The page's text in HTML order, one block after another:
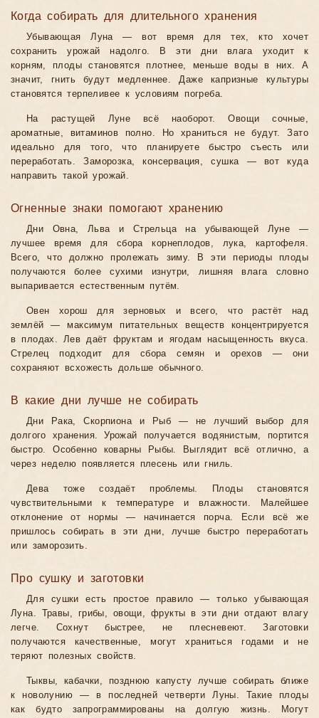
Когда собирать для длительного хранения
Убывающая Луна — вот время для тех, кто хочет
сохранить урожай надолго. В эти дни влага уходит к
корням, плоды становятся плотнее, меньше воды в них. А
значит, гнить будут медленнее. Даже капризные культуры
становятся терпеливее к условиям погреба.
На растущей Луне всё наоборот. Овощи сочные,
ароматные, витаминов полно. Но храниться не будут. Зато
идеально для того, что планируете быстро съесть или
переработать. Заморозка, консервация, сушка — вот куда
направить такой урожай.
Огненные знаки помогают хранению
Дни Овна, Льва и Стрельца на убывающей Луне —
лучшее время для сбора корнеплодов, лука, картофеля.
Всего, что должно пролежать зиму. В эти периоды плоды
получаются более сухими изнутри, лишняя влага словно
выпаривается естественным путём.
Овен хорош для зерновых и всего, что растёт над
землёй — максимум питательных веществ концентрируется
в плодах. Лев даёт фруктам и ягодам насыщенность вкуса.
Стрелец подходит для сбора семян и орехов — они
сохраняют всхожесть дольше обычного.
В какие дни лучше не собирать
Дни Рака, Скорпиона и Рыб — не лучший выбор для
долгого хранения. Урожай получается водянистым, портится
быстро. Особенно коварны Рыбы. Выглядит всё отлично, а
через неделю появляется плесень или гниль.
Дева тоже создаёт проблемы. Плоды становятся
чувствительными к температуре и влажности. Малейшее
отклонение от нормы — начинается порча. Если всё же
пришлось собирать в эти дни, лучше быстро переработать
или заморозить.
Про сушку и заготовки
Для сушки есть простое правило — только убывающая
Луна. Травы, грибы, овощи, фрукты в эти дни отдают влагу
легче. Сохнут быстрее, не плесневеют. Заготовки
получаются качественные, могут храниться годами и не
теряют полезных свойств.
Тыквы, кабачки, позднюю капусту лучше собирать ближе
к новолунию — в последней четверти Луны. Такие плоды
как будто запрограммированы на долгую жизнь. Могут